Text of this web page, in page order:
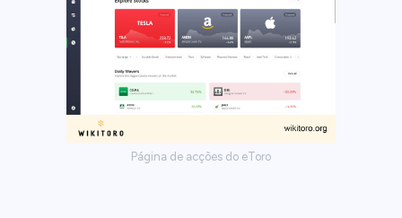
Página de acções do eToro